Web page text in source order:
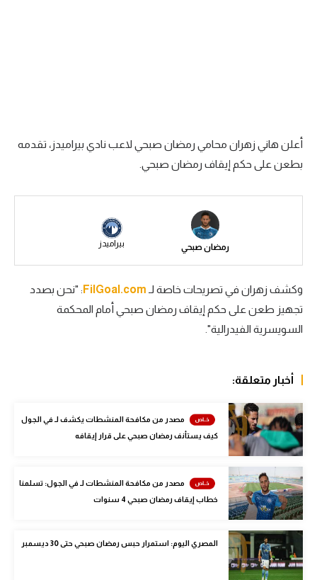
الكرة الإفريقية
منتخب مصر
سعودي في الجول
دوري أبطال أوروبا
القسم الثاني
رياضات أخرى
كرة سلة
كرة يد
كرة طائرة
الوطن العربي
في المونديال
رياضة نسائية
أعلن هاني زهران محامي رمضان صبحي لاعب نادي بيراميدز، تقدمه
بطعن على حكم إيقاف رمضان صبحي.
رمضان صبحي بيراميدز
وكشف زهران في تصريحات خاصة لـ FilGoal .com
: "نحن بصدد
تجهيز طعن على حكم إيقاف رمضان صبحي أمام المحكمة
السويسرية الفيدرالية".
أخبار متعلقة:
مصدر من مكافحة المنشطات يكشف لـ في الجول
كيف يستأنف رمضان صبحي على قرار إيقافه
مصدر من مكافحة المنشطات لـ في الجول: تسلمنا
خطاب إيقاف رمضان صبحي 4 سنوات
المصري اليوم: استمرار حبس رمضان صبحي حتى 30 ديسمبر